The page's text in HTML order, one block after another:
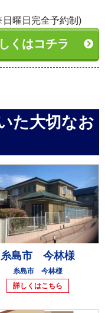
曜日完全予約制)
くはコチラ
た大切なお
糸島市 今林様
糸島市 今林様
詳しくはこちら